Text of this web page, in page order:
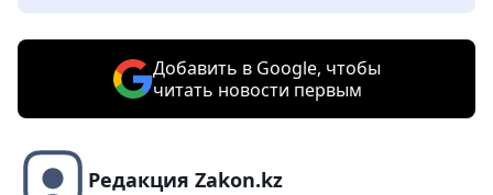
Добавить в Google, чтобы
читать новости первым
Редакция Zakon.kz